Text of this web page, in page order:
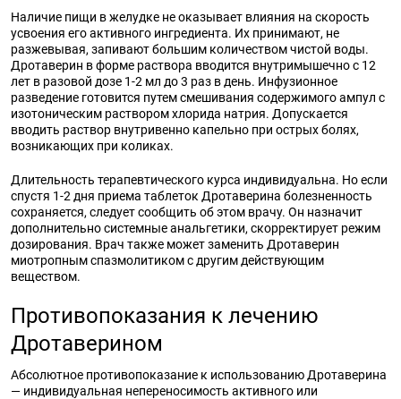
Наличие пищи в желудке не оказывает влияния на скорость
усвоения его активного ингредиента. Их принимают, не
разжевывая, запивают большим количеством чистой воды.
Дротаверин в форме раствора вводится внутримышечно с 12
лет в разовой дозе 1-2 мл до 3 раз в день. Инфузионное
разведение готовится путем смешивания содержимого ампул с
изотоническим раствором хлорида натрия. Допускается
вводить раствор внутривенно капельно при острых болях,
возникающих при коликах.
Длительность терапевтического курса индивидуальна. Но если
спустя 1-2 дня приема таблеток Дротаверина болезненность
сохраняется, следует сообщить об этом врачу. Он назначит
дополнительно системные анальгетики, скорректирует режим
дозирования. Врач также может заменить Дротаверин
миотропным спазмолитиком с другим действующим
веществом.
Противопоказания к лечению
Дротаверином
Абсолютное противопоказание к использованию Дротаверина
— индивидуальная непереносимость активного или